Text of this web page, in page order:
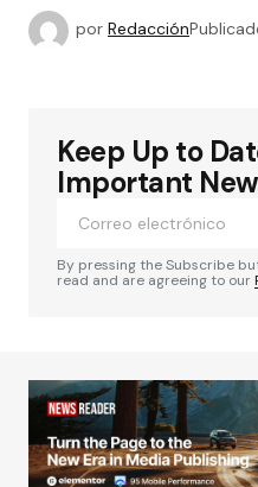
por Redacción
Keep Up to
Important
By pressing the Subscribe
read and are agreeing to our